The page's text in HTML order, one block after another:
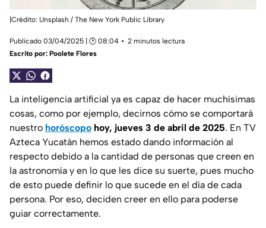
|Crédito: Unsplash / The New York Public Library
Publicado 03/04/2025 | 🕑 08:04
2 minutos lectura
Escrito por: Poolete Flores
La inteligencia artificial ya es capaz de hacer muchísimas
cosas, como por ejemplo, decirnos cómo se comportará
nuestro horóscopo hoy, jueves 3 de abril de 2025. En TV
Azteca Yucatán hemos estado dando información al
respecto debido a la cantidad de personas que creen en
la astronomía y en lo que les dice su suerte, pues mucho
de esto puede definir lo que sucede en el día de cada
persona. Por eso, deciden creer en ello para poderse
guiar correctamente.